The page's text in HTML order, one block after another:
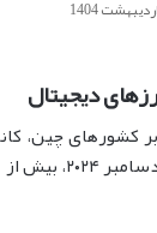
دیجیتال
کشورهای چین،